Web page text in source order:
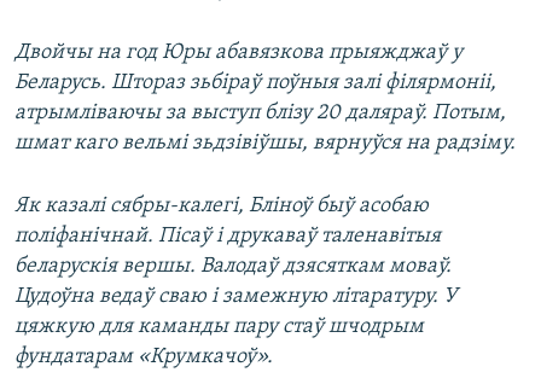
Двойчы на год Юры абавязкова прыяжджаў у
Беларусь. Штораз зьбіраў поўныя залі філярмоніі,
атрымліваючы за выступ блізу 20 даляраў. Потым,
шмат каго вельмі зьдзівіўшы, вярнуўся на радзіму.
Як казалі сябры-калегі, Бліноў быў асобаю
поліфанічнай. Пісаў і друкаваў таленавітыя
беларускія вершы. Валодаў дзясяткам моваў.
Цудоўна ведаў сваю і замежную літаратуру. У
цяжкую для каманды пару стаў шчодрым
фундатарам «Крумкачоў».